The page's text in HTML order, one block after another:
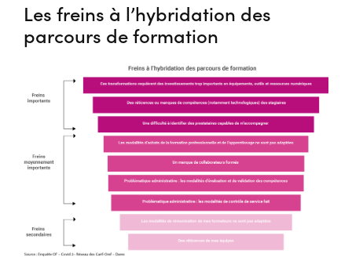
Les freins à l’hybridation des
parcours de formation